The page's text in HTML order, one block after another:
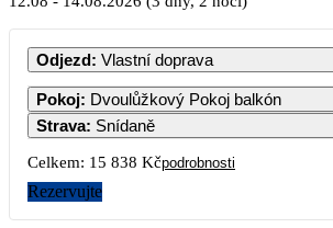
PO ÚT ST ČT PÁ
3 4 5 6 7
10
7 919 7 919 7 919
Odjezd: Vlastní doprava
Pokoj: Dvoulůžkový Pokoj balkón
Strava: Snídaně
Celkem: 15 838 Kčpodrobnosti
Rezervujte